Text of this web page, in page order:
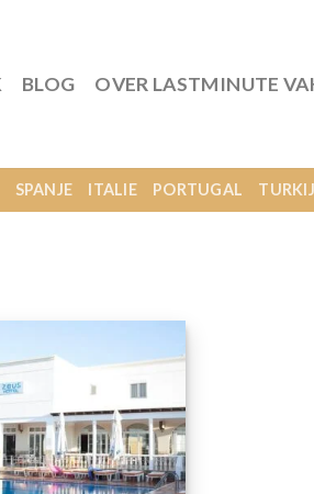
BLOG OVER LASTMINUTE
SPANJE ITALIE PORTUGAL